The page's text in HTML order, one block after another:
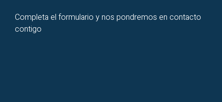
Completa el formulario y nos pondremos en contacto
contigo